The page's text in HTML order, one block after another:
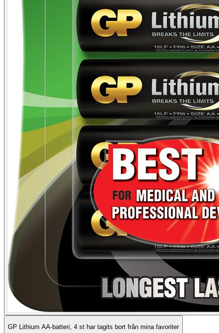
GP Lithium AA-batteri, 4 st har tagits bort från mina favoriter